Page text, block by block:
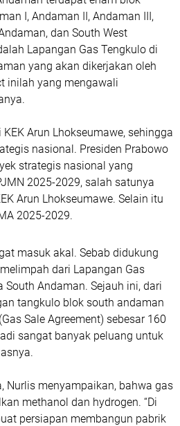
I, Andaman II, Andaman III,
dan South West
Lapangan Gas Tengkulo di
yang akan dikerjakan oleh
inilah yang mengawali
Arun Lhokseumawe, sehingga
nasional. Presiden Prabowo
strategis nasional yang
2025-2029, salah satunya
Arun Lhokseumawe. Selain itu
2025-2029.
masuk akal. Sebab didukung
dari Lapangan Gas
South Andaman. Sejauh ini, dari
tangkulo blok south andaman
Sale Agreement) sebesar 160
sangat banyak peluang untuk
Nurlis menyampaikan, bahwa gas
methanol dan hydrogen. “Di
persiapan membangun pabrik